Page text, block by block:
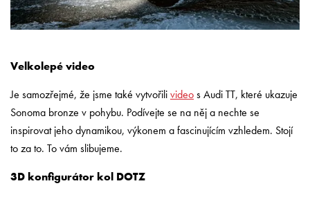
Velkolepé video
Je samozřejmé, že jsme také vytvořilivideos Audi TT, které ukazuje
Sonoma bronze v pohybu. Podívejte se na něj a nechte se
inspirovat jeho dynamikou, výkonem a fascinujícím vzhledem. Stojí
to za to. To vám slibujeme.
3D konfigurátor kol DOTZ